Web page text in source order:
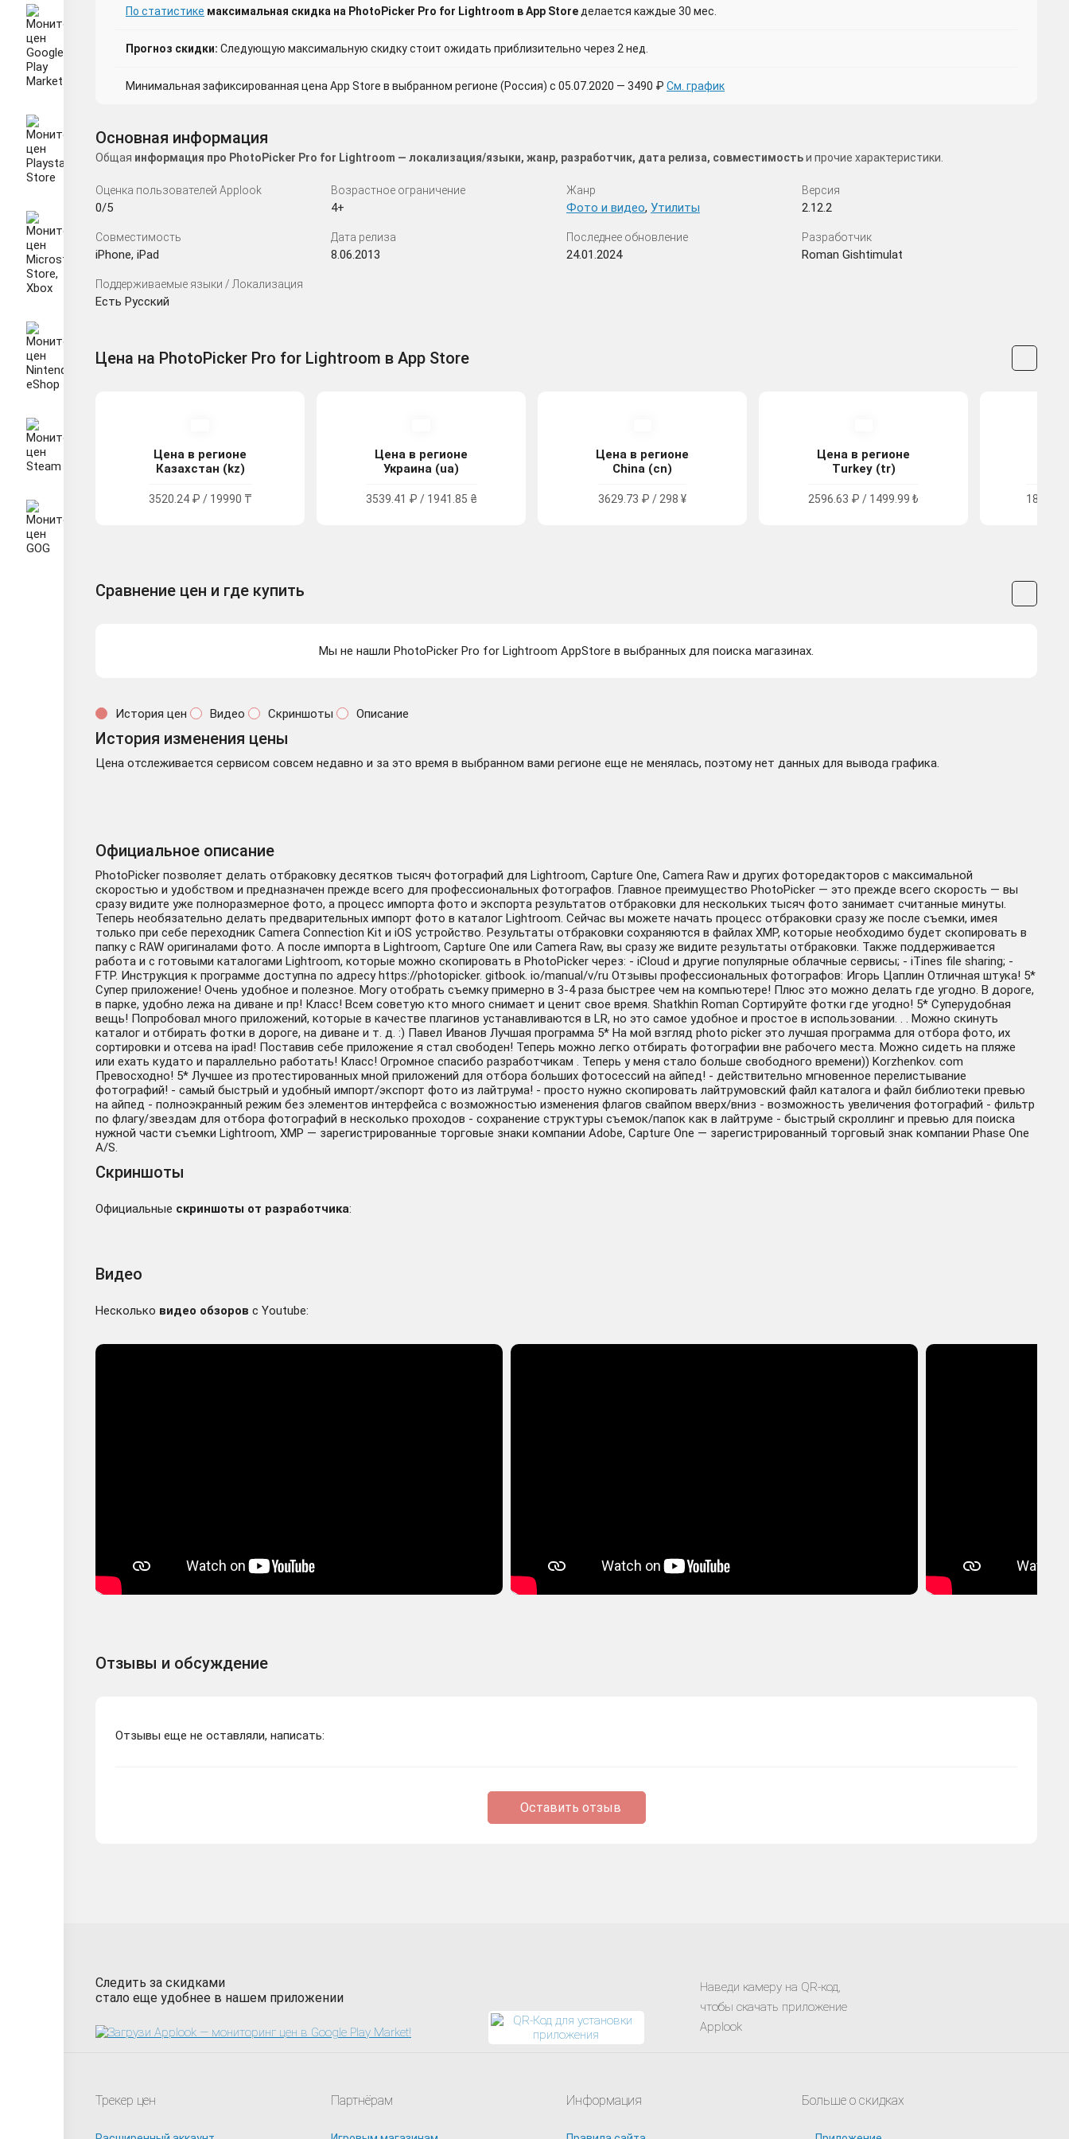
По статистике максимальная скидка на PhotoPicker Pro for Lightroom в App Store делается каждые 30 мес.
Прогноз скидки: Следующую максимальную скидку стоит ожидать приблизительно через 2 нед.
Минимальная зафиксированная цена App Store в выбранном регионе (Россия) с 05.07.2020 — 3490 ₽ См. график
Основная информация
Общая информация про PhotoPicker Pro for Lightroom — локализация/языки, жанр, разработчик, дата релиза, совместимостьи прочие характеристики.
Оценка пользователей Applook
0/5
Возрастное ограничение
4+
Жанр
Фото и видео, Утилиты
Версия
2.12.2
Совместимость
iPhone, iPad
Дата релиза
8.06.2013
Последнее обновление
24.01.2024
Разработчик
Roman Gishtimulat
Поддерживаемые языки / Локализация
Есть Русский
Цена на PhotoPicker Pro for Lightroom в App Store
Цена в регионе
Казахстан (kz)
3520.24 ₽ / 19990 ₸
Цена в регионе
Украина (ua)
3539.41 ₽ / 1941.85 ₴
Цена в регионе
China (cn)
3629.73 ₽ / 298 ¥
Цена в регионе
Turkey (tr)
2596.63 ₽ / 1499.99 ₺
Сравнение цен и где купить
Мы не нашли PhotoPicker Pro for Lightroom AppStore в выбранных для поиска магазинах.
История цен Видео Скриншоты Описание
История изменения цены
Цена отслеживается сервисом совсем недавно и за это время в выбранном вами регионе еще не менялась, поэтому нет данных для вывода графика.
Официальное описание
PhotoPicker позволяет делать отбраковку десятков тысяч фотографий для Lightroom, Capture One, Camera Raw и других фоторедакторов с максимальной
скоростью и удобством и предназначен прежде всего для профессиональных фотографов. Главное преимущество PhotoPicker — это прежде всего скорость — вы
сразу видите уже полноразмерное фото, а процесс импорта фото и экспорта результатов отбраковки для нескольких тысяч фото занимает считанные минуты.
Теперь необязательно делать предварительных импорт фото в каталог Lightroom. Сейчас вы можете начать процесс отбраковки сразу же после съемки, имея
только при себе переходник Camera Connection Kit и iOS устройство. Результаты отбраковки сохраняются в файлах XMP, которые необходимо будет скопировать в
папку с RAW оригиналами фото. А после импорта в Lightroom, Capture One или Camera Raw, вы сразу же видите результаты отбраковки. Также поддерживается
работа и с готовыми каталогами Lightroom, которые можно скопировать в PhotoPicker через: - iCloud и другие популярные облачные сервисы; - iTines file sharing; -
FTP. Инструкция к программе доступна по адресу https://photopicker. gitbook. io/manual/v/ru Отзывы профессиональных фотографов: Игорь Цаплин Отличная штука! 5*
Супер приложение! Очень удобное и полезное. Могу отобрать съемку примерно в 3-4 раза быстрее чем на компьютере! Плюс это можно делать где угодно. В дороге,
в парке, удобно лежа на диване и пр! Класс! Всем советую кто много снимает и ценит свое время. Shatkhin Roman Сортируйте фотки где угодно! 5* Суперудобная
вещь! Попробовал много приложений, которые в качестве плагинов устанавливаются в LR, но это самое удобное и простое в использовании. . . Можно скинуть
каталог и отбирать фотки в дороге, на диване и т. д. :) Павел Иванов Лучшая программа 5* На мой взгляд photo picker это лучшая программа для отбора фото, их
сортировки и отсева на ipad! Поставив себе приложение я стал свободен! Теперь можно легко отбирать фотографии вне рабочего места. Можно сидеть на пляже
или ехать кудато и параллельно работать! Класс! Огромное спасибо разработчикам . Теперь у меня стало больше свободного времени)) Korzhenkov. com
Превосходно! 5* Лучшее из протестированных мной приложений для отбора больших фотосессий на айпед! - действительно мгновенное перелистывание
фотографий! - самый быстрый и удобный импорт/экспорт фото из лайтрума! - просто нужно скопировать лайтрумовский файл каталога и файл библиотеки превью
на айпед - полноэкранный режим без элементов интерфейса с возможностью изменения флагов свайпом вверх/вниз - возможность увеличения фотографий - фильтр
по флагу/звездам для отбора фотографий в несколько проходов - сохранение структуры съемок/папок как в лайтруме - быстрый скроллинг и превью для поиска
нужной части съемки Lightroom, XMP — зарегистрированные торговые знаки компании Adobe, Capture One — зарегистрированный торговый знак компании Phase One
A/S.
Скриншоты
Официальные скриншоты от разработчика:
Видео
Несколько видео обзоров с Youtube:
Отзывы и обсуждение
Отзывы еще не оставляли, написать:
Оставить отзыв
Следить за скидками
стало еще удобнее в нашем приложении
Наведи камеру на QR-код,
чтобы скачать приложение
Applook
Трекер цен Партнёрам Информация Больше о скидках